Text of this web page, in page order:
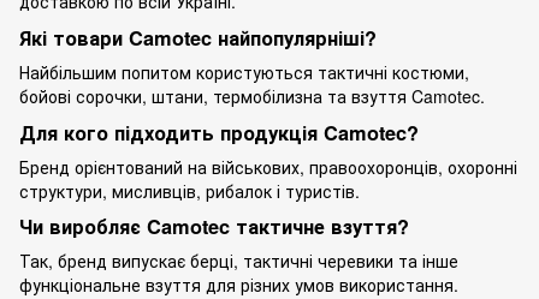
Які товари Camotec найпопулярніші?
Найбільшим попитом користуються тактичні костюми,
бойові сорочки, штани, термобілизна та взуття Camotec.
Для кого підходить продукція Camotec?
Бренд орієнтований на військових, правоохоронців, охоронні
структури, мисливців, рибалок і туристів.
Чи виробляє Camotec тактичне взуття?
Так, бренд випускає берці, тактичні черевики та інше
функціональне взуття для різних умов використання.